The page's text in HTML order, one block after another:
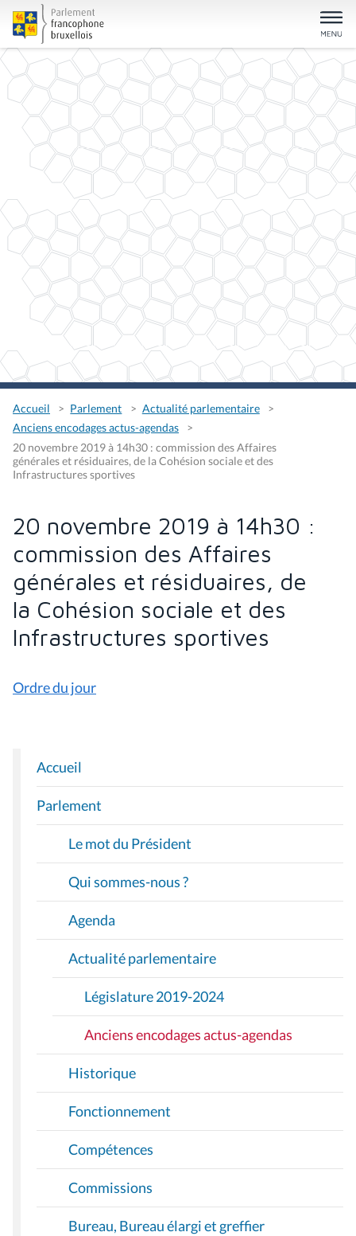
Accueil Parlement
Actualité parlementaire
Anciens encodages actus-agendas
20 novembre 2019 à 14h30 : commission des Affaires
générales et résiduaires, de la Cohésion sociale et des
Infrastructures sportives
20 novembre 2019 à 14h30 :
commission des Affaires
générales et résiduaires, de
la Cohésion sociale et des
Infrastructures sportives
Ordre du jour
N
A
V
G
T
O
Accueil
Parlement
Le mot du Président
Qui sommes-nous ?
Agenda
Actualité parlementaire
Législature 2019-2024
Anciens encodages actus-agendas
Historique
Fonctionnement
Compétences
Commissions
Bureau, Bureau élargi et greffier